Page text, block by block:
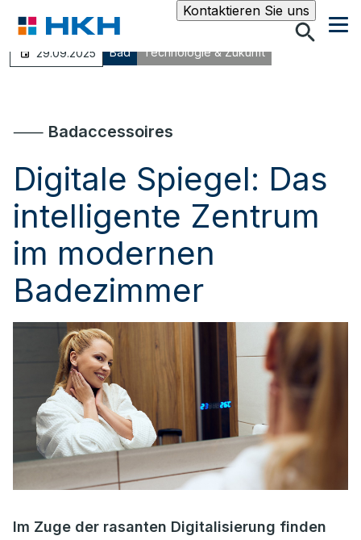
Kontaktieren Sie unsSuche
29.09.2025 Bad Technologie & Zukunft
⸺ Badaccessoires
Digitale Spiegel: Das
intelligente Zentrum
im modernen
Badezimmer
Im Zuge der rasanten Digitalisierung finden